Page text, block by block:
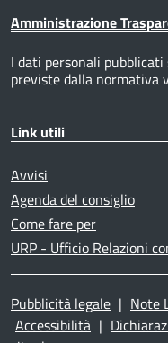
Amministrazione
I dati personali
previste dalla normativa
Link utili
Avvisi
Agenda del consiglio
Come fare per
URP - Ufficio Relazioni
Pubblicità legale | Note
Accessibilità |